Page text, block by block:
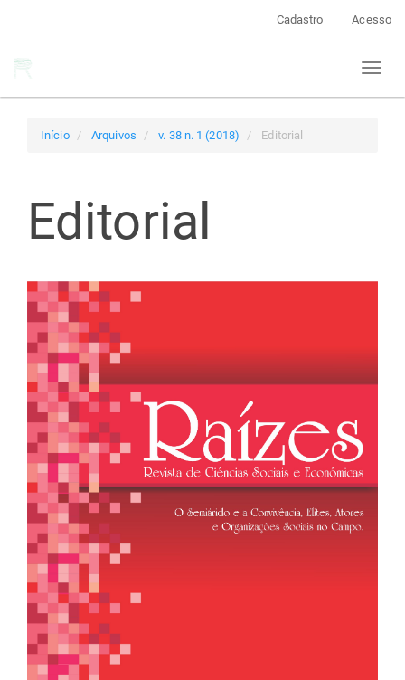
Cadastro Acesso
Toggle
Início Arquivos v. 38 n. 1 (2018) Editorial
Editorial
Barra
lateral
de
artigos